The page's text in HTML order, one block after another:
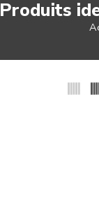
Produits